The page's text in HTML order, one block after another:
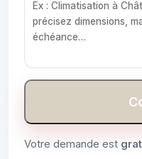
Votre demande est